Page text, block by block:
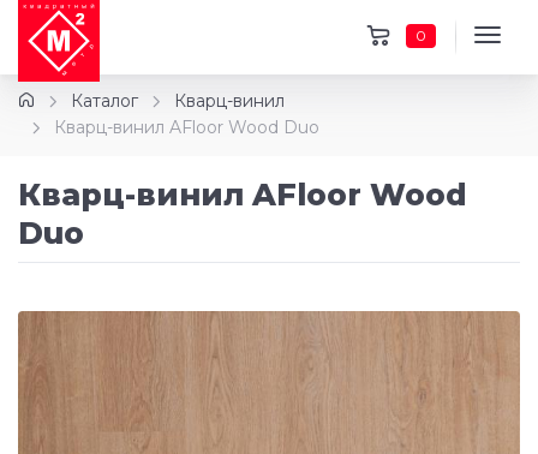
0
Каталог
Кварц-винил
Кварц-винил AFloor Wood Duo
Кварц-винил AFloor Wood
Duo